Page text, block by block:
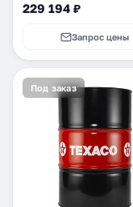
229 194 ₽
Запрос цены
Под заказ